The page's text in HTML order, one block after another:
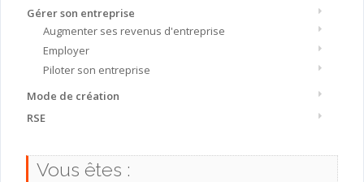
Gérer son entreprise
Augmenter ses revenus d'entreprise
Employer
Piloter son entreprise
Mode de création
RSE
Vous êtes :